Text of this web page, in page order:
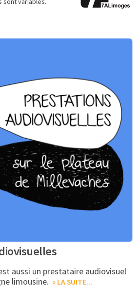
aussi un prestataire audiovisuel
limousine. » LA SUITE...